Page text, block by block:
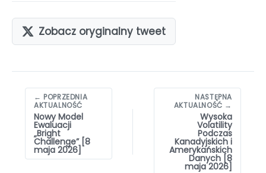
Zobacz oryginalny tweet
Nawigacja
wpisów
← POPRZEDNIA
AKTUALNOŚĆ
Nowy Model
Ewaluacji
„Bright
Challenge” [8
maja 2026]
NASTĘPNA
AKTUALNOŚĆ →
Wysoka
Volatility
Podczas
Kanadyjskich i
Amerykańskich
Danych [8
maja 2026]